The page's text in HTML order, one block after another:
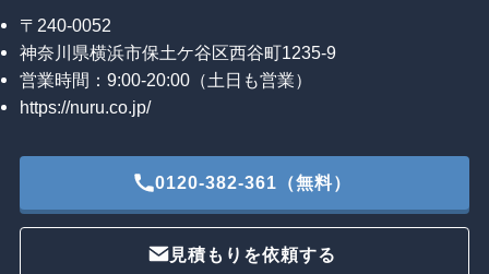
〒240-0052
神奈川県横浜市保土ケ谷区西谷町1235-9
営業時間：9:00-20:00（土日も営業）
https://nuru.co.jp/
0120-382-361（無料）
見積もりを依頼する